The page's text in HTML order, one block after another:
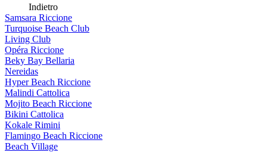
Indietro
Samsara Riccione
Turquoise Beach Club
Living Club
Opéra Riccione
Beky Bay Bellaria
Nereidas
Hyper Beach Riccione
Malindi Cattolica
Mojito Beach Riccione
Bikini Cattolica
Kokale Rimini
Flamingo Beach Riccione
Beach Village